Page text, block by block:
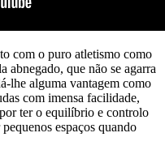
com o puro atletismo como
abnegado, que não se agarra
lhe alguma vantagem como
com imensa facilidade,
ter o equilíbrio e controlo
espaços quando